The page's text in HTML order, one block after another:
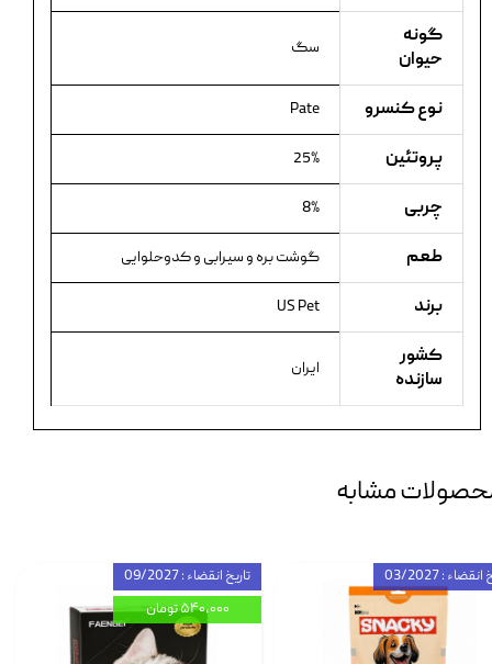
گونه
حیوان
سگ
نوع کنسرو Pate
پروتئین 25%
چربی 8%
طعم گوشت بره و سیرابی و کدوحلوایی
برند US Pet
کشور
سازنده
ایران
مشابه
تاریخ انقضاء : 09/2027
۵۴۰,۰۰۰ تومان
: 03/2027